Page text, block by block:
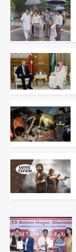
2
3
4
5
1